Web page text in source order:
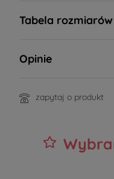
Tabela rozmiarów
Opinie
zapytaj o produkt